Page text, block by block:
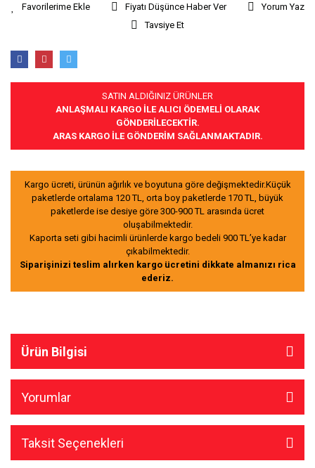
Fiyatı Düşünce Haber Ver
Yorum Yaz
Tavsiye Et
SATIN ALDIĞINIZ ÜRÜNLER
ANLAŞMALI KARGO İLE ALICI ÖDEMELİ OLARAK
GÖNDERİLECEKTİR.
ARAS KARGO İLE GÖNDERİM SAĞLANMAKTADIR.
Kargo ücreti, ürünün ağırlık ve boyutuna göre değişmektedir.Küçük
paketlerde ortalama 120 TL, orta boy paketlerde 170 TL, büyük
paketlerde ise desiye göre 300-900 TL arasında ücret
oluşabilmektedir.
Kaporta seti gibi hacimli ürünlerde kargo bedeli 900 TL’ye kadar
çıkabilmektedir.
Siparişinizi teslim alırken kargo ücretini dikkate almanızı rica
ederiz.
Ürün Bilgisi
Yorumlar
Taksit Seçenekleri